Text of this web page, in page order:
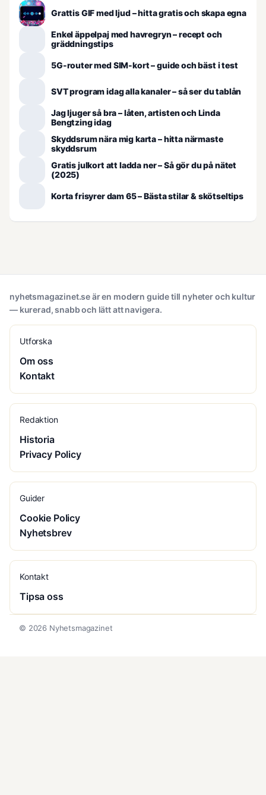
Grattis GIF med ljud – hitta gratis och skapa egna
Enkel äppelpaj med havregryn – recept och
gräddningstips
5G-router med SIM-kort – guide och bäst i test
SVT program idag alla kanaler – så ser du tablån
Jag ljuger så bra – låten, artisten och Linda
Bengtzing idag
Skyddsrum nära mig karta – hitta närmaste
skyddsrum
Gratis julkort att ladda ner – Så gör du på nätet
(2025)
Korta frisyrer dam 65 – Bästa stilar & skötseltips
nyhetsmagazinet.se är en modern guide till nyheter och kultur
— kurerad, snabb och lätt att navigera.
Utforska
Om oss
Kontakt
Redaktion
Historia
Privacy Policy
Guider
Cookie Policy
Nyhetsbrev
Kontakt
Tipsa oss
© 2026 Nyhetsmagazinet